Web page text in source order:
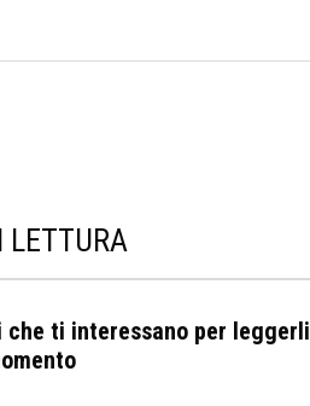
LETTURA
ti interessano per leggerli